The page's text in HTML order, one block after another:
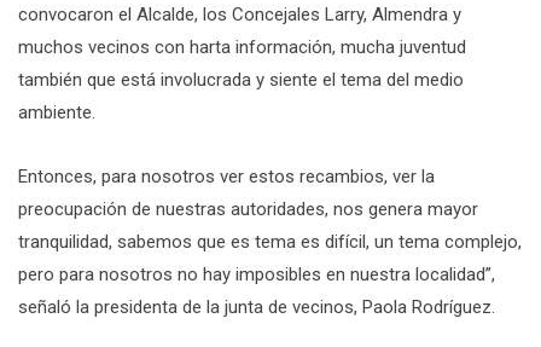
convocaron el Alcalde, los Concejales Larry, Almendra y
muchos vecinos con harta información, mucha juventud
también que está involucrada y siente el tema del medio
ambiente.
Entonces, para nosotros ver estos recambios, ver la
preocupación de nuestras autoridades, nos genera mayor
tranquilidad, sabemos que es tema es difícil, un tema complejo,
pero para nosotros no hay imposibles en nuestra localidad”,
señaló la presidenta de la junta de vecinos, Paola Rodríguez.